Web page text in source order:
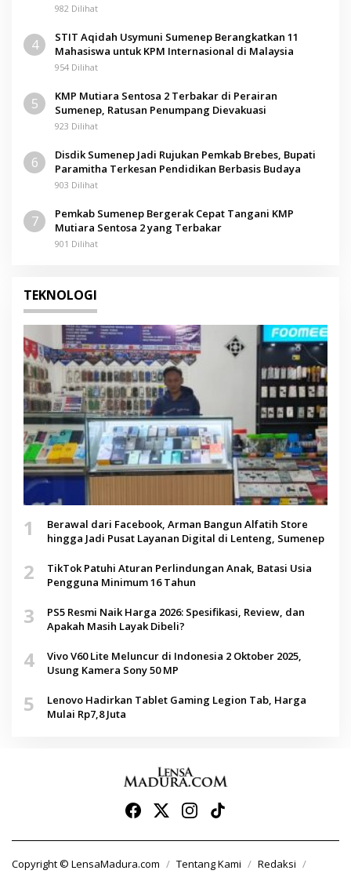
982 Dilihat
4
STIT Aqidah Usymuni Sumenep Berangkatkan 11
Mahasiswa untuk KPM Internasional di Malaysia
954 Dilihat
5
KMP Mutiara Sentosa 2 Terbakar di Perairan
Sumenep, Ratusan Penumpang Dievakuasi
923 Dilihat
6
Disdik Sumenep Jadi Rujukan Pemkab Brebes, Bupati
Paramitha Terkesan Pendidikan Berbasis Budaya
903 Dilihat
7
Pemkab Sumenep Bergerak Cepat Tangani KMP
Mutiara Sentosa 2 yang Terbakar
901 Dilihat
TEKNOLOGI
1
Berawal dari Facebook, Arman Bangun Alfatih Store
hingga Jadi Pusat Layanan Digital di Lenteng, Sumenep
2
TikTok Patuhi Aturan Perlindungan Anak, Batasi Usia
Pengguna Minimum 16 Tahun
3
PS5 Resmi Naik Harga 2026: Spesifikasi, Review, dan
Apakah Masih Layak Dibeli?
4
Vivo V60 Lite Meluncur di Indonesia 2 Oktober 2025,
Usung Kamera Sony 50 MP
5
Lenovo Hadirkan Tablet Gaming Legion Tab, Harga
Mulai Rp7,8 Juta
Copyright © LensaMadura.com Tentang Kami
Redaksi